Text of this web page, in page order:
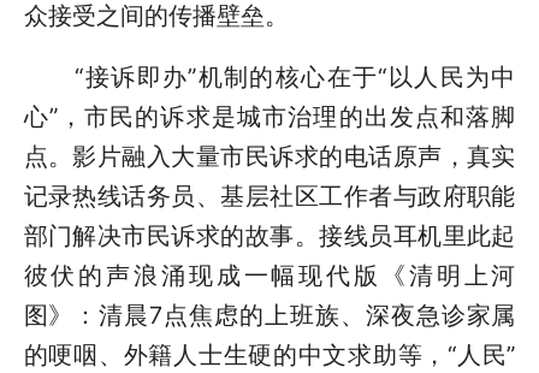
众接受之间的传播壁垒。
“接诉即办”机制的核心在于“以人民为中
心”，市民的诉求是城市治理的出发点和落脚
点。影片融入大量市民诉求的电话原声，真实
记录热线话务员、基层社区工作者与政府职能
部门解决市民诉求的故事。接线员耳机里此起
彼伏的声浪涌现成一幅现代版《清明上河
图》：清晨7点焦虑的上班族、深夜急诊家属
的哽咽、外籍人士生硬的中文求助等，“人民”